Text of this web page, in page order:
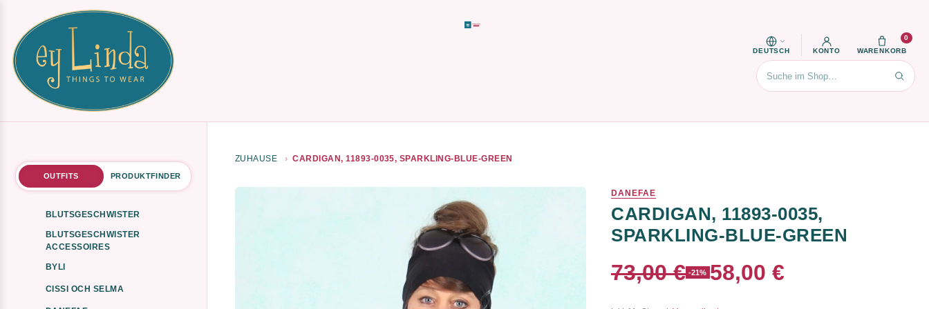
DEUTSCH KONTO WARENKORB
0
Suchen
OUTFITS PRODUKTFINDER
BLUTSGESCHWISTER
BLUTSGESCHWISTER
ACCESSOIRES
BYLI
CISSI OCH SELMA
ZUHAUSE CARDIGAN, 11893-0035, SPARKLING-BLUE-GREEN
DANEFAE
CARDIGAN, 11893-0035,
SPARKLING-BLUE-GREEN
73,00 € -21% 58,00 €